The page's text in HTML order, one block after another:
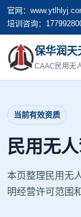
官网：
培训咨询：
保华润天
CAAC民用无
当前有效资质
民用无
本页整理民用无
明经营许可范围